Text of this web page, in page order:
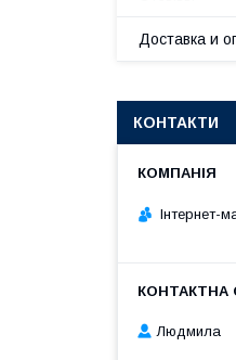
Доставка и
КОНТАКТИ
Інтернет-
Людмила